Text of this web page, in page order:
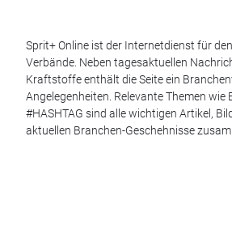
Sprit+ Online ist der Internetdienst für
Verbände. Neben tagesaktuellen
Kraftstoffe enthält die Seite ein
Angelegenheiten. Relevante Themen
#HASHTAG sind alle wichtigen Artikel,
aktuellen Branchen-Geschehnisse